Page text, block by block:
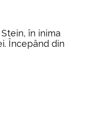
în inima
Începând din